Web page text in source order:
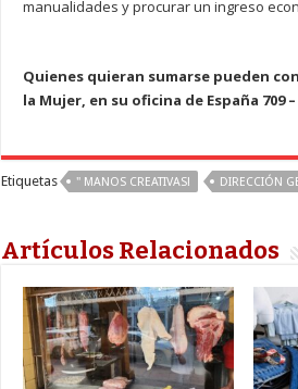
manualidades y procurar un ingreso
Quienes quieran sumarse pueden
la Mujer, en su oficina de España 709 –
Etiquetas " MANOS CREATIVAS! DIRECCIÓN
Artículos Relacionados